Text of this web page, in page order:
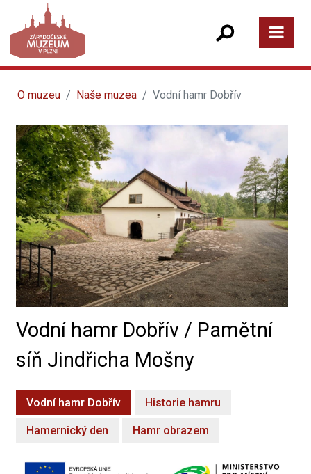
O muzeu Naše muzea Vodní hamr Dobřív
Vodní hamr Dobřív / Pamětní
síň Jindřicha Mošny
Vodní hamr Dobřív Historie hamru
Hamernický den Hamr obrazem